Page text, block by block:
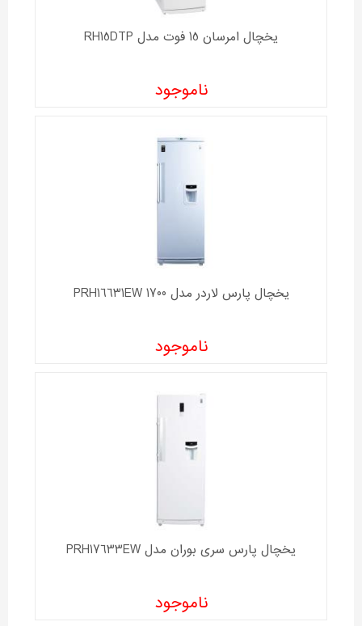
یخچال امرسان 15 فوت مدل RH15DTP
ناموجود
یخچال پارس لاردر مدل 1700 PRH16631EW
ناموجود
یخچال پارس سری بوران مدل PRH17633EW
ناموجود